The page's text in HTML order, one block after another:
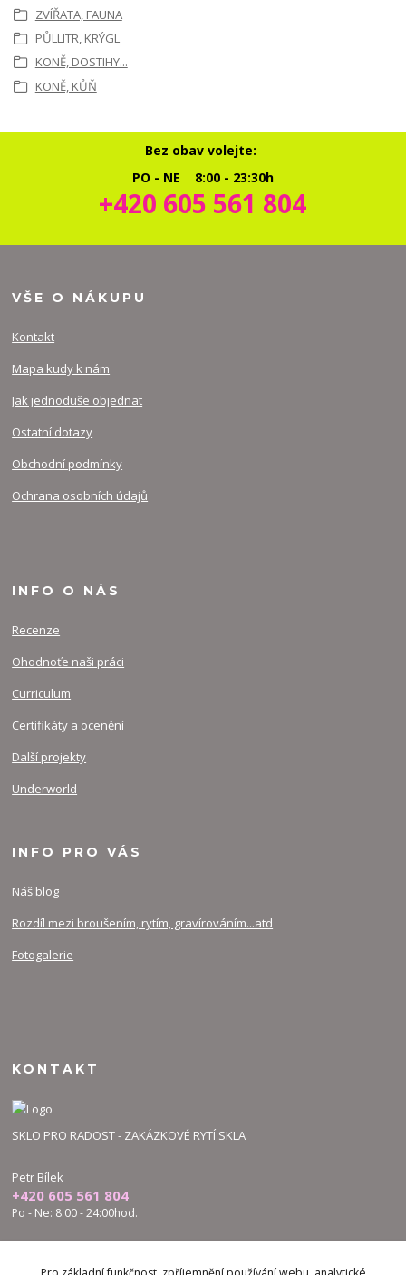
ZVÍŘATA, FAUNA
PŮLLITR, KRÝGL
KONĚ, DOSTIHY...
KONĚ, KŮŇ
Bez obav volejte:
PO - NE 8:00 - 23:30h
+420 605 561 804
VŠE O NÁKUPU
Kontakt
Mapa kudy k nám
Jak jednoduše objednat
Ostatní dotazy
Obchodní podmínky
Ochrana osobních údajů
INFO O NÁS
Recenze
Ohodnoťe naši práci
Curriculum
Certifikáty a ocenění
Další projekty
Underworld
INFO PRO VÁS
Náš blog
Rozdíl mezi broušením, rytím, gravírováním...atd
Fotogalerie
KONTAKT
SKLO PRO RADOST - ZAKÁZKOVÉ RYTÍ SKLA
Petr Bílek
+420 605 561 804
Po - Ne: 8:00 - 24:00hod.
bilek.petr@skloproradost.cz